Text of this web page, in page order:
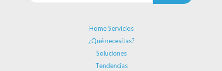
Home Servicios
¿Qué necesitas?
Soluciones
Tendencias